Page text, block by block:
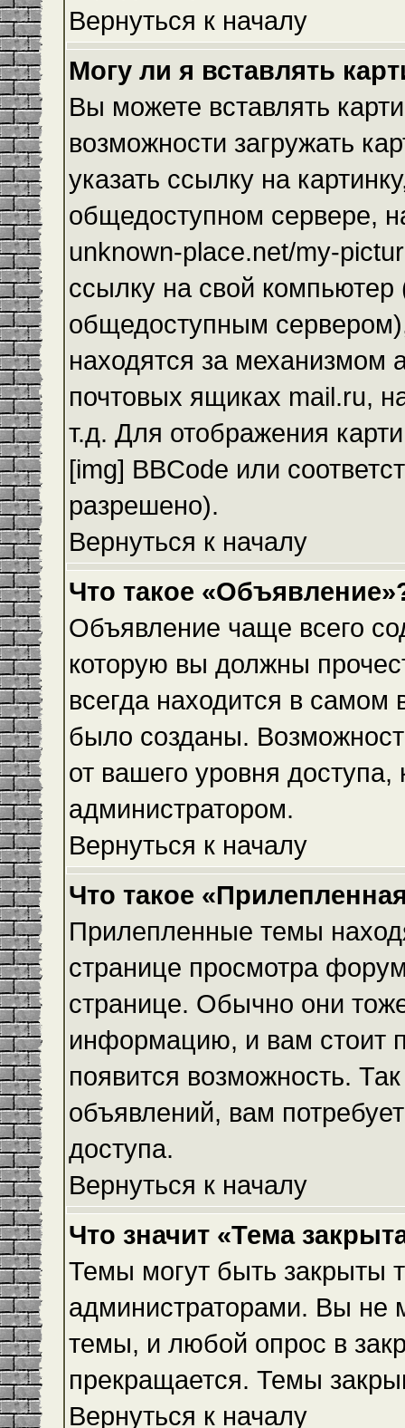
Вернуться к началу
Могу ли я вставлять
Вы можете вставлять
возможности загружать
указать ссылку на
общедоступном сервере,
unknown-place.net/my-
ссылку на свой компьютер
общедоступным
находятся за механизмом
почтовых ящиках mail.ru,
т.д. Для отображения
[img] BBCode или
разрешено).
Вернуться к началу
Что такое
Объявление чаще всего
которую вы должны
всегда находится в
было созданы.
от вашего уровня
администратором.
Вернуться к началу
Что такое
Прилепленные темы
странице просмотра
странице. Обычно они
информацию, и вам стоит
появится возможность.
объявлений, вам
доступа.
Вернуться к началу
Что значит «Тема
Темы могут быть закрыты
администраторами. Вы не
темы, и любой опрос в
прекращается. Темы
Вернуться к началу